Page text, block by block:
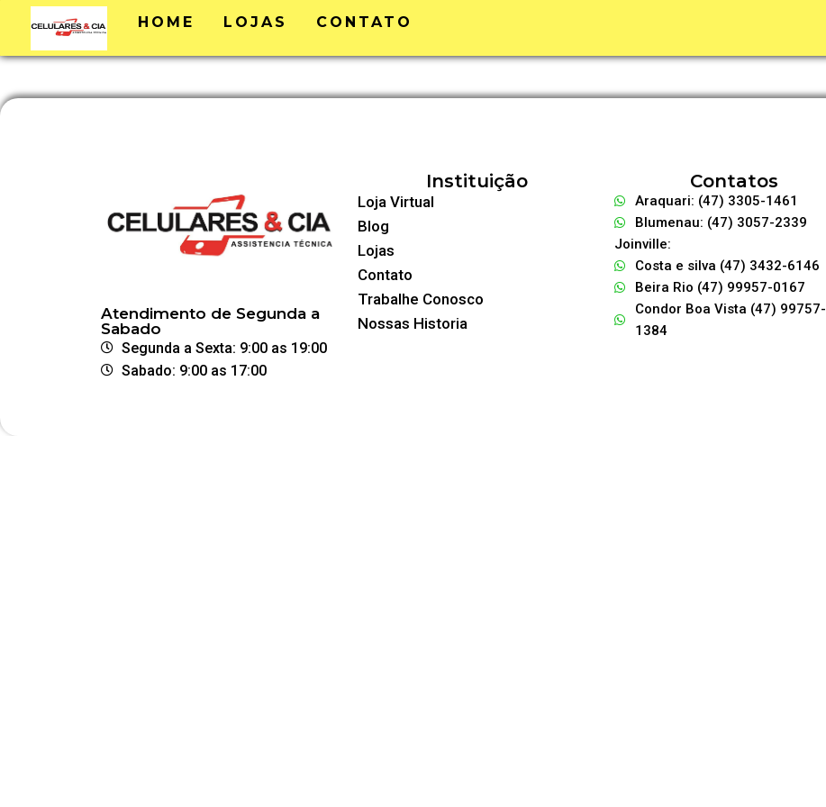
HOME LOJAS CONTATO
Atendimento de Segunda a
Sabado
Segunda a Sexta: 9:00 as 19:00
Sabado: 9:00 as 17:00
Instituição
Loja Virtual
Blog
Lojas
Contato
Trabalhe Conosco
Nossas Historia
Contatos
Araquari: (47) 3305-1461
Blumenau: (47) 3057-2339
Joinville:
Costa e silva (47) 3432-6146
Beira Rio (47) 99957-0167
Condor Boa Vista (47) 99757-
1384